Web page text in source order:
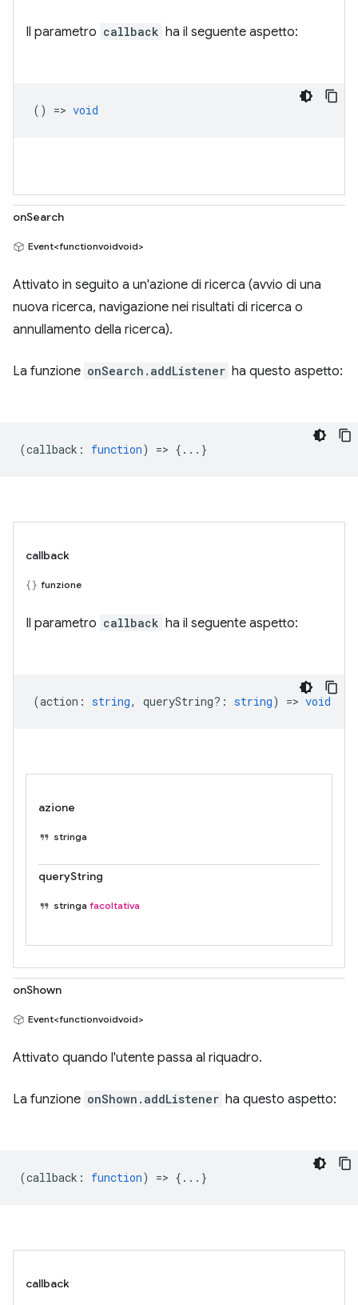
Il parametro callback ha il seguente aspetto:
() => void
onSearch
Event<functionvoidvoid>
Attivato in seguito a un'azione di ricerca (avvio di una
nuova ricerca, navigazione nei risultati di ricerca o
annullamento della ricerca).
La funzione onSearch.addListener ha questo aspetto:
(callback : function) => {...}
callback
funzione
Il parametro callback ha il seguente aspetto:
(action : string, queryString? : string) => void
azione
stringa
queryString
stringa facoltativa
onShown
Event<functionvoidvoid>
Attivato quando l'utente passa al riquadro.
La funzione onShown.addListener ha questo aspetto:
(callback : function) => {...}
callback